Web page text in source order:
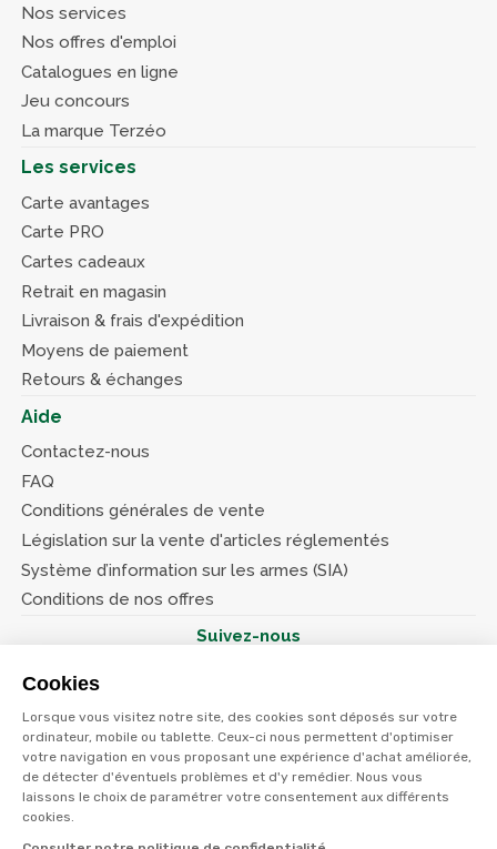
Cookies
Lorsque vous visitez notre site, des cookies sont déposés sur votre
ordinateur, mobile ou tablette. Ceux-ci nous permettent d'optimiser
votre navigation en vous proposant une expérience d'achat améliorée,
de détecter d'éventuels problèmes et d'y remédier. Nous vous
laissons le choix de paramétrer votre consentement aux différents
cookies.
Nos services
Nos offres d'emploi
Catalogues en ligne
Jeu concours
La marque Terzéo
Les services
Carte avantages
Carte PRO
Cartes cadeaux
Retrait en magasin
Livraison & frais d'expédition
Moyens de paiement
Retours & échanges
Aide
Contactez-nous
FAQ
Conditions générales de vente
Législation sur la vente d'articles réglementés
Système d’information sur les armes (SIA)
Conditions de nos offres
Suivez-nous
© Terres et eaux 2026
Politique de confidentialité
Mentions légales
CGV